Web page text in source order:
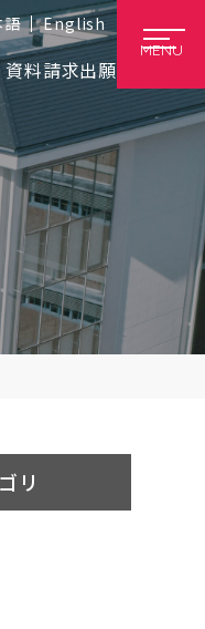
語 English
資料請求出願
MENU
リ